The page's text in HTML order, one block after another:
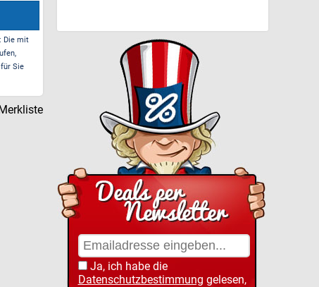
Die mit
Sie
Ja, ich habe die
Datenschutzbestimmung gelesen,